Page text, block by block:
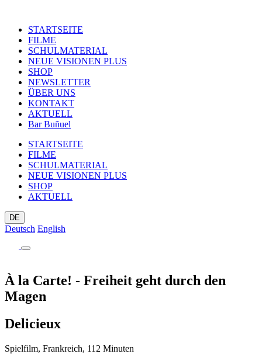
STARTSEITE
FILME
SCHULMATERIAL
NEUE VISIONEN PLUS
SHOP
NEWSLETTER
ÜBER UNS
KONTAKT
AKTUELL
Bar Buñuel
STARTSEITE
FILME
SCHULMATERIAL
NEUE VISIONEN PLUS
SHOP
AKTUELL
DE
Deutsch English
À la Carte! - Freiheit geht durch den
Magen
Delicieux
Spielfilm, Frankreich, 112 Minuten